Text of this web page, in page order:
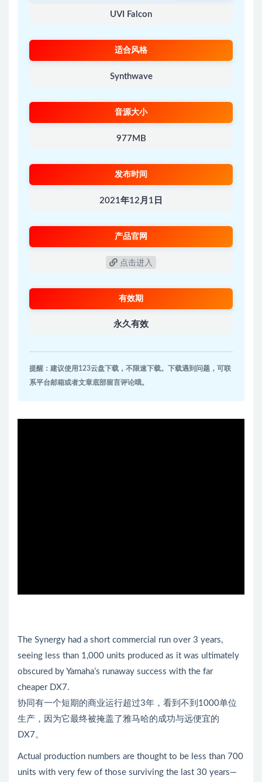
UVI Falcon
适合风格
Synthwave
音源大小
977MB
发布时间
2021年12月1日
产品官网
点击进入
有效期
永久有效
提醒：建议使用123云盘下载，不限速下载。下载遇到问题，可联
系平台邮箱或者文章底部留言评论哦。
The Synergy had a short commercial run over 3 years,
seeing less than 1,000 units produced as it was ultimately
obscured by Yamaha’s runaway success with the far
cheaper DX7.
协同有一个短期的商业运行超过3年，看到不到1000单位
生产，因为它最终被掩盖了雅马哈的成功与远便宜的
DX7。
Actual production numbers are thought to be less than 700
units with very few of those surviving the last 30 years—